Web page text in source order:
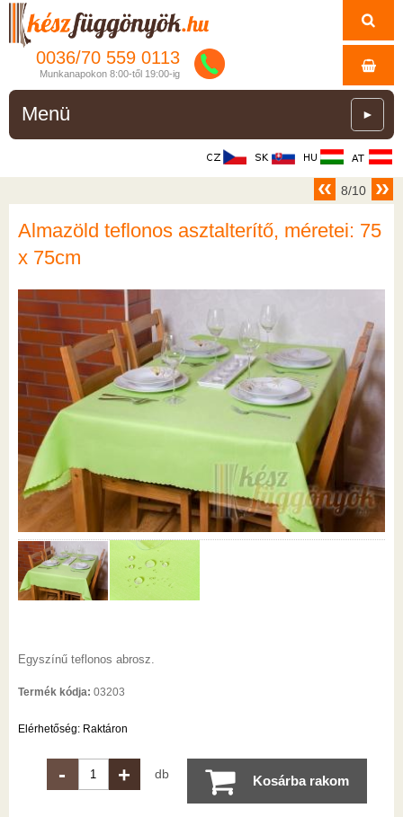
0036/70 559 0113
Munkanapokon 8:00-től 19:00-ig
Menü ►
8/10
Almazöld teflonos asztalterítő, méretei: 75
x 75cm
Egyszínű teflonos abrosz.
Termék kódja: 03203
Elérhetőség: Raktáron
- + db Kosárba rakom